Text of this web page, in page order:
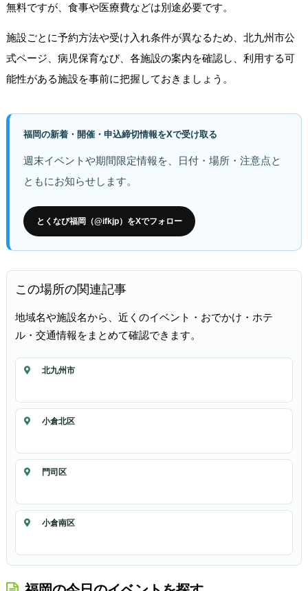
無料ですが、食事や医療費などは別途必要です。
施設ごとに予約方法や受け入れ条件が異なるため、北九州市公
式ページ、病児保育なび、各施設の案内を確認し、利用する可
能性がある施設を事前に把握しておきましょう。
福岡の新着・開催・申込締切情報をXで受け取る
週末イベントや期間限定情報を、日付・場所・注意点と
ともにお知らせします。
とくなび福岡（@ifkjp）をXでフォロー
この場所の関連記事
地域名や施設名から、近くのイベント・おでかけ・ホテ
ル・交通情報をまとめて確認できます。
北九州市
小倉北区
門司区
小倉南区